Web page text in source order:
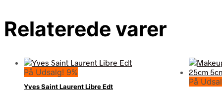
Relaterede varer
På Udsalg! 9%
Yves Saint Laurent Libre Edt På